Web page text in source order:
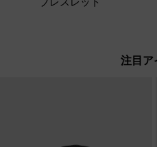
注目ア